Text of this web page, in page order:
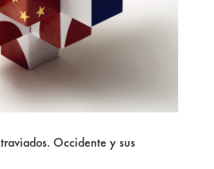
Occidente y sus